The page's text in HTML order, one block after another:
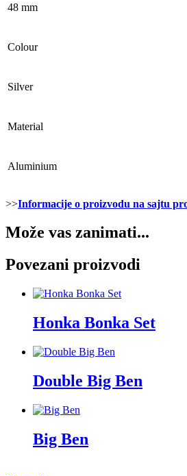
48 mm
Colour
Silver
Material
Aluminium
>>Informacije o proizvodu na sajtu
Može vas zanimati...
Povezani proizvodi
Honka Bonka Set
Double Big Ben
Big Ben